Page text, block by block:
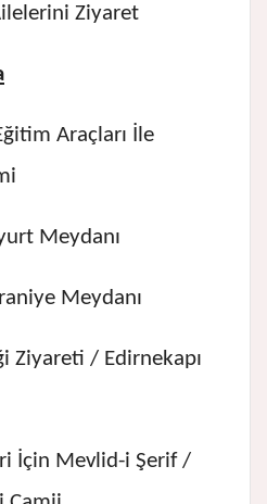
Ziyaret
Araçları İle
Meydanı
Meydanı
Ziyareti / Edirnekapı
İçin Mevlid-i Şerif /